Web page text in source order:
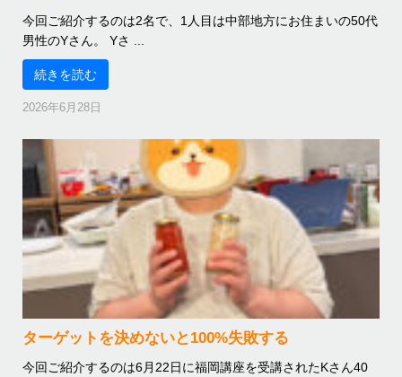
今回ご紹介するのは2名で、1人目は中部地方にお住まいの50代
男性のYさん。 Yさ ...
続きを読む
2026年6月28日
ターゲットを決めないと100%失敗する
今回ご紹介するのは6月22日に福岡講座を受講されたKさん40